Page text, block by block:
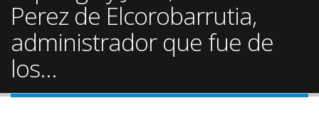
Perez de Elcorobarrutia,
administrador que fue de
los...